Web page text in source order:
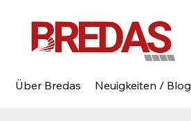
Über Bredas Neuigkeiten / Blog